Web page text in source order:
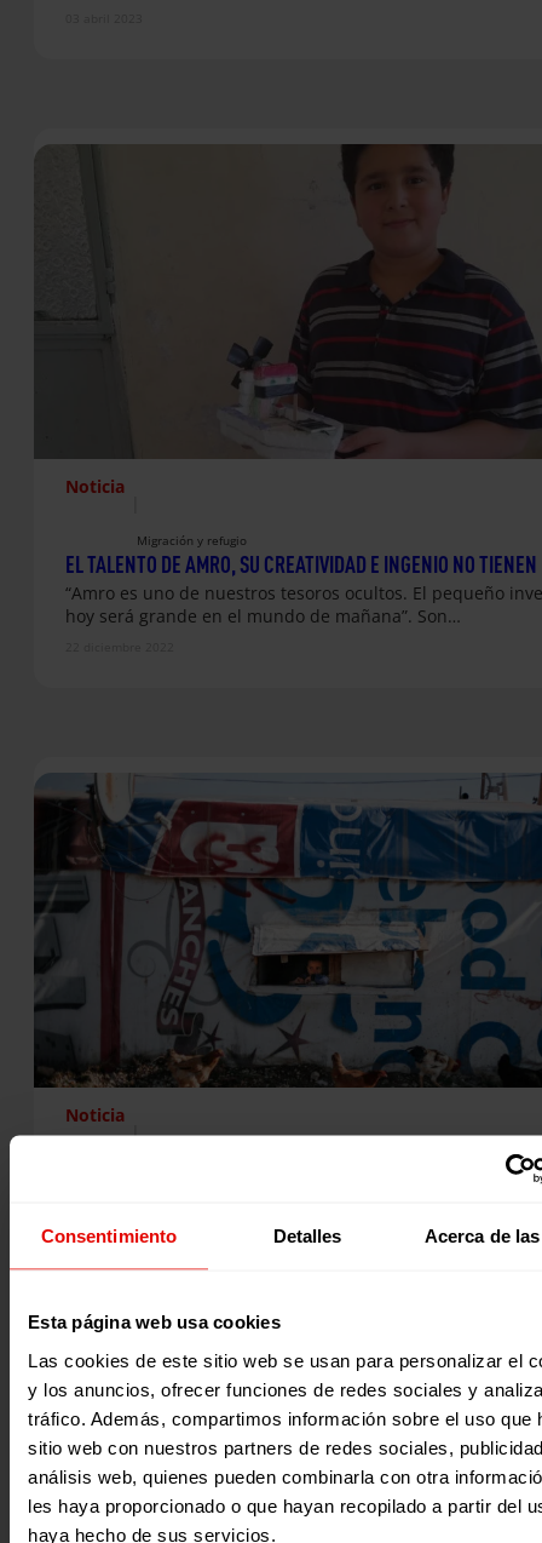
Consentimiento Detalles Acerca de
Esta página web usa cookies
Las cookies de este sitio web se usan para personalizar el
y los anuncios, ofrecer funciones de redes sociales y
tráfico. Además, compartimos información sobre el uso que
sitio web con nuestros partners de redes sociales,
análisis web, quienes pueden combinarla con otra
les haya proporcionado o que hayan recopilado a partir del
haya hecho de sus servicios.
Noticia
Migración y refugio
EL TALENTO DE AMRO, SU CREATIVIDAD E INGENIO NO
“Amro es uno de nuestros tesoros ocultos. El pequeño
hoy será grande en el mundo de mañana”. Son…
Noticia
|
JRS MENA Y ENTRECULTURAS DEMANDAMOS UN APOYO
CONFERENCIA DE BRUSELAS SOBRE EL APOYO AL FUTURO DE
LA REGIÓN
Siria y su Región es una oportunidad para que…